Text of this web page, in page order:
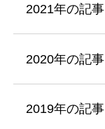
2021年の記事
2020年の記事
2019年の記事